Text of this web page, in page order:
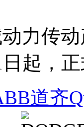
力传
日起，
道齐